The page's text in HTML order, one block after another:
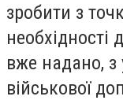
зробити з
вже надано, з
військової